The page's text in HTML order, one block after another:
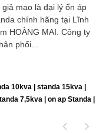
giả mạo là đại lý ổn áp
chính hãng tại Lĩnh
HOÀNG MAI. Công ty
phối...
10kva | standa 15kva |
7,5kva | on ap Standa |